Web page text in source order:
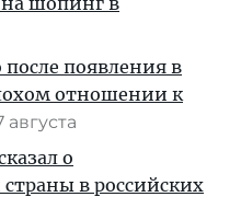
после появления в
отношении к
августа
о
в российских